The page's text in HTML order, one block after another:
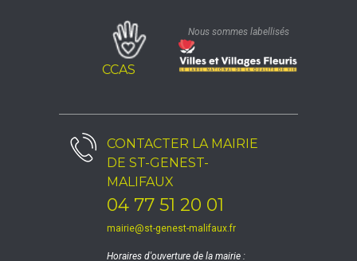
CCAS
Nous sommes labellisés
CONTACTER LA MAIRIE
DE ST-GENEST-
MALIFAUX
04 77 51 20 01
mairie@st-genest-malifaux.fr
Horaires d'ouverture de la mairie :